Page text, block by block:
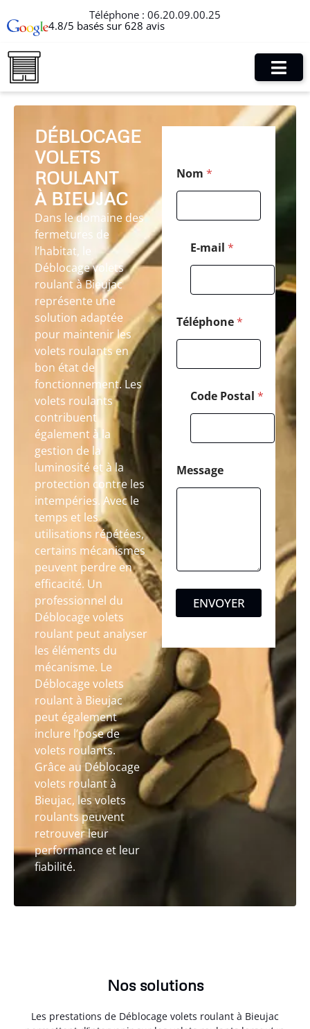
Téléphone : 06.20.09.00.25
4.8/5 basés sur 628 avis
DÉBLOCAGE
VOLETS
ROULANT
À BIEUJAC
Dans le domaine des
fermetures de
l’habitat, le
Déblocage volets
roulant à Bieujac
représente une
solution adaptée
pour maintenir les
volets roulants en
bon état de
fonctionnement. Les
volets roulants
contribuent
également à la
gestion de la
luminosité et à la
protection contre les
intempéries. Avec le
temps et les
utilisations répétées,
certains mécanismes
peuvent perdre en
efficacité. Un
professionnel du
Déblocage volets
roulant peut analyser
les éléments du
mécanisme. Le
Déblocage volets
roulant à Bieujac
peut également
inclure l’pose de
volets roulants.
Grâce au Déblocage
volets roulant à
Bieujac, les volets
roulants peuvent
retrouver leur
performance et leur
fiabilité.
*
*
Nom *
E-mail *
Téléphone*
Code Postal *
Message
ENVOYER
Nos solutions
Les prestations de Déblocage volets roulant à Bieujac